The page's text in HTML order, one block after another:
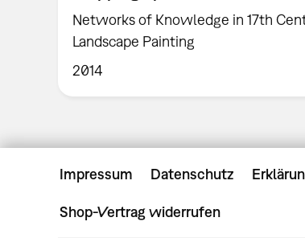
Networks of Knowledge in 17th
Landscape Painting
2014
Impressum Datenschutz
Shop-Vertrag widerrufen